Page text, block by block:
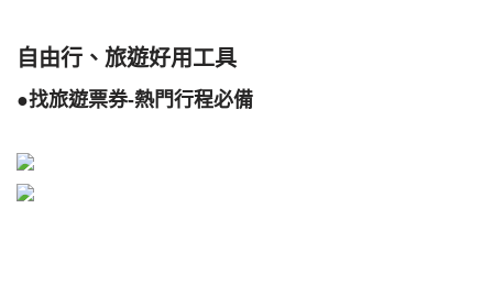
自由行、旅遊好用工具
●找旅遊票券-熱門行程必備